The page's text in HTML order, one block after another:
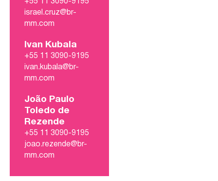
+55 11 3090-9195
israel.cruz@br-
mm.com
Ivan Kubala
+55 11 3090-9195
ivan.kubala@br-
mm.com
João Paulo
Toledo de
Rezende
+55 11 3090-9195
joao.rezende@br-
mm.com